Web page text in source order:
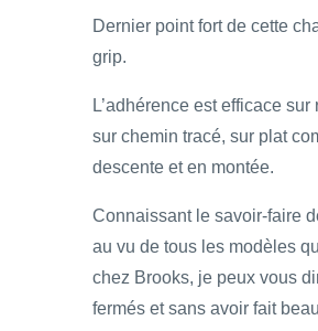
Dernier point fort de cette
grip.
L’adhérence est efficace sur
sur chemin tracé, sur plat
descente et en montée.
Connaissant le savoir-faire
au vu de tous les modèles
chez Brooks, je peux vous
fermés et sans avoir fait